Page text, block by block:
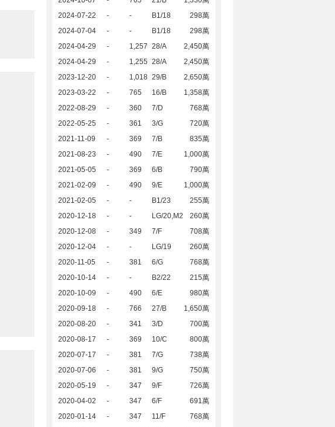
2024-07-22
- - B1/18
298萬
2024-07-04
- - B1/18
298萬
2024-04-29
- 1,257 28/A
2,450萬
2024-04-29
- 1,255 28/A
2,450萬
2023-12-20
- 1,018 29/B
2,650萬
2023-03-22
- 765 16/B
1,358萬
2022-08-29
- 360 7/D
768萬
2022-05-25
- 361 3/G
720萬
2021-11-09
- 369 7/B
835萬
2021-08-23
- 490 7/E
1,000萬
2021-05-05
- 369 6/B
790萬
2021-02-09
- 490 9/E
1,000萬
2021-02-05
- - B1/23
255萬
2020-12-18
- - LG/20,M2
260萬
2020-12-08
- 349 7/F
708萬
2020-12-04
- - LG/19
260萬
2020-11-05
- 381 6/G
768萬
2020-10-14
- - B2/22
215萬
2020-10-09
- 490 6/E
980萬
2020-09-18
- 766 27/B
1,650萬
2020-08-20
- 341 3/D
700萬
2020-08-17
- 369 10/C
800萬
2020-07-17
- 381 7/G
738萬
2020-07-06
- 381 9/G
750萬
2020-05-19
- 347 9/F
726萬
2020-04-02
- 347 6/F
691萬
2020-01-14
- 347 11/F
768萬